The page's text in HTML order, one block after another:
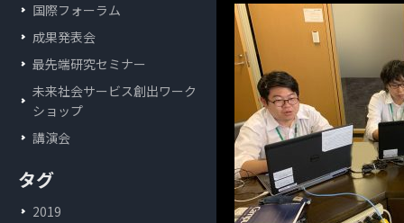
国際フォーラム
成果発表会
最先端研究セミナー
未来社会サービス創出ワーク
ショップ
講演会
タグ
2019